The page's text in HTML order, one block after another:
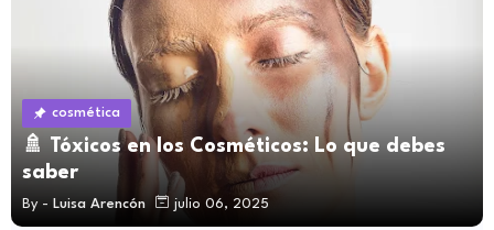
cosmética
🚿 Tóxicos en los Cosméticos: Lo que debes
saber
By - Luisa Arencón julio 06, 2025